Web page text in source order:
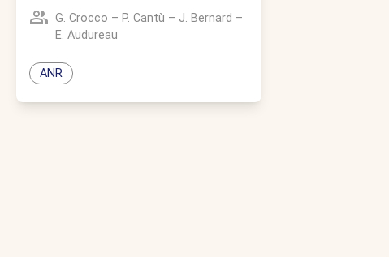
G. Crocco – P. Cantù – J. Bernard –
E. Audureau
ANR